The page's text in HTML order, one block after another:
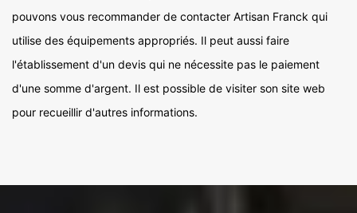
pouvons vous recommander de contacter Artisan Franck qui
utilise des équipements appropriés. Il peut aussi faire
l'établissement d'un devis qui ne nécessite pas le paiement
d'une somme d'argent. Il est possible de visiter son site web
pour recueillir d'autres informations.